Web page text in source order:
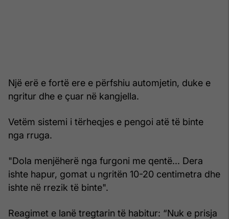
Një erë e fortë ere e përfshiu automjetin, duke e
ngritur dhe e çuar në kangjella.
Vetëm sistemi i tërheqjes e pengoi atë të binte
nga rruga.
"Dola menjëherë nga furgoni me qentë... Dera
ishte hapur, gomat u ngritën 10-20 centimetra dhe
ishte në rrezik të binte".
Reagimet e lanë tregtarin të habitur: “Nuk e prisja